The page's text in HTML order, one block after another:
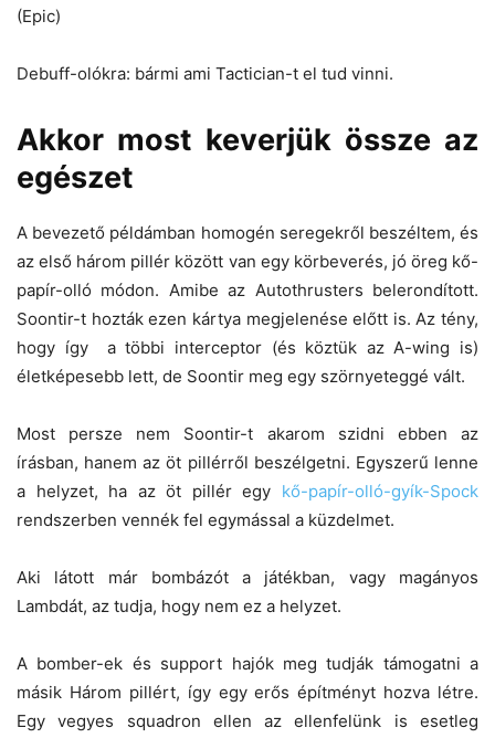
(Epic)
Debuff-olókra: bármi ami Tactician-t el tud vinni.
Akkor most keverjük össze az
egészet
A bevezető példámban homogén seregekről beszéltem, és
az első három pillér között van egy körbeverés, jó öreg kő-
papír-olló módon. Amibe az Autothrusters belerondított.
Soontir-t hozták ezen kártya megjelenése előtt is. Az tény,
hogy így a többi interceptor (és köztük az A-wing is)
életképesebb lett, de Soontir meg egy szörnyeteggé vált.
Most persze nem Soontir-t akarom szidni ebben az
írásban, hanem az öt pillérről beszélgetni. Egyszerű lenne
a helyzet, ha az öt pillér egy kő-papír-olló-gyík-Spock
rendszerben vennék fel egymással a küzdelmet.
Aki látott már bombázót a játékban, vagy magányos
Lambdát, az tudja, hogy nem ez a helyzet.
A bomber-ek és support hajók meg tudják támogatni a
másik Három pillért, így egy erős építményt hozva létre.
Egy vegyes squadron ellen az ellenfelünk is esetleg